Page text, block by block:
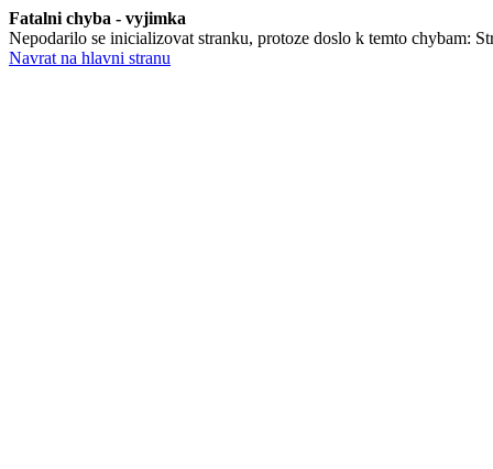
Fatalni chyba - vyjimka
Nepodarilo se inicializovat stranku, protoze doslo k temto chybam:
Navrat na hlavni stranu